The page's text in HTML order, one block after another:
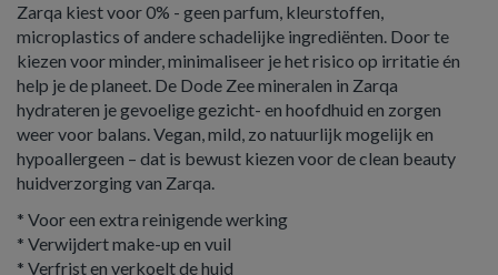
Zarqa kiest voor 0% - geen parfum, kleurstoffen,
microplastics of andere schadelijke ingrediënten. Door te
kiezen voor minder, minimaliseer je het risico op irritatie én
help je de planeet. De Dode Zee mineralen in Zarqa
hydrateren je gevoelige gezicht- en hoofdhuid en zorgen
weer voor balans. Vegan, mild, zo natuurlijk mogelijk en
hypoallergeen – dat is bewust kiezen voor de clean beauty
huidverzorging van Zarqa.
* Voor een extra reinigende werking
* Verwijdert make-up en vuil
* Verfrist en verkoelt de huid